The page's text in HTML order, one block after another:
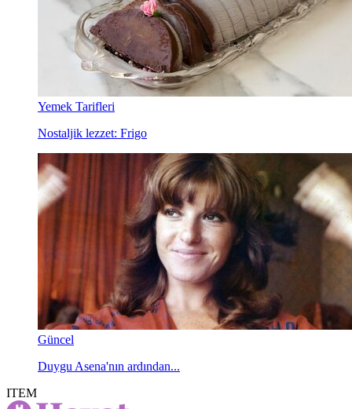
Yemek Tarifleri
Nostaljik lezzet: Frigo
Güncel
Duygu Asena'nın ardından...
ITEM